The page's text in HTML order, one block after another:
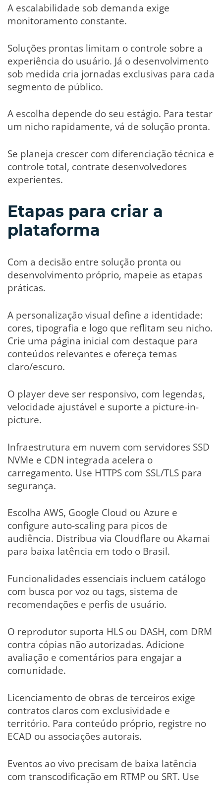
A escalabilidade sob demanda exige
monitoramento constante.
Soluções prontas limitam o controle sobre a
experiência do usuário. Já o desenvolvimento
sob medida cria jornadas exclusivas para cada
segmento de público.
A escolha depende do seu estágio. Para testar
um nicho rapidamente, vá de solução pronta.
Se planeja crescer com diferenciação técnica e
controle total, contrate desenvolvedores
experientes.
Etapas para criar a
plataforma
Com a decisão entre solução pronta ou
desenvolvimento próprio, mapeie as etapas
práticas.
A personalização visual define a identidade:
cores, tipografia e logo que reflitam seu nicho.
Crie uma página inicial com destaque para
conteúdos relevantes e ofereça temas
claro/escuro.
O player deve ser responsivo, com legendas,
velocidade ajustável e suporte a picture-in-
picture.
Infraestrutura em nuvem com servidores SSD
NVMe e CDN integrada acelera o
carregamento. Use HTTPS com SSL/TLS para
segurança.
Escolha AWS, Google Cloud ou Azure e
configure auto-scaling para picos de
audiência. Distribua via Cloudflare ou Akamai
para baixa latência em todo o Brasil.
Funcionalidades essenciais incluem catálogo
com busca por voz ou tags, sistema de
recomendações e perfis de usuário.
O reprodutor suporta HLS ou DASH, com DRM
contra cópias não autorizadas. Adicione
avaliação e comentários para engajar a
comunidade.
Licenciamento de obras de terceiros exige
contratos claros com exclusividade e
território. Para conteúdo próprio, registre no
ECAD ou associações autorais.
Eventos ao vivo precisam de baixa latência
com transcodificação em RTMP ou SRT. Use